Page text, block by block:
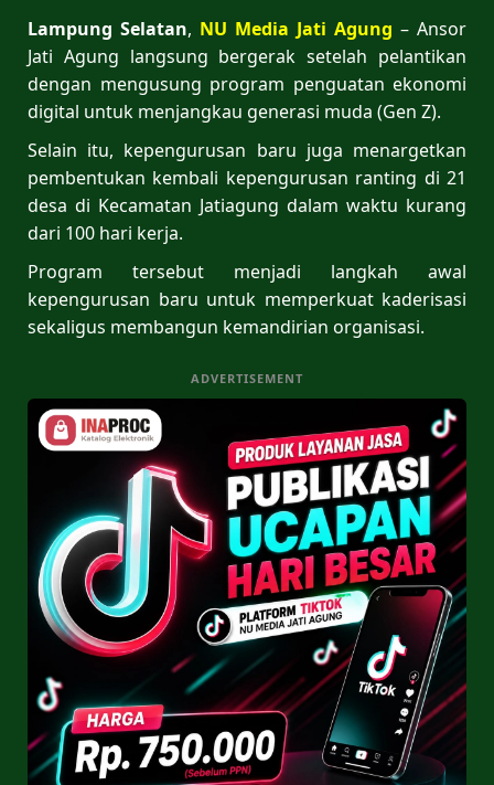
Lampung Selatan, NU Media Jati Agung – Ansor
Jati Agung langsung bergerak setelah pelantikan
dengan mengusung program penguatan ekonomi
digital untuk menjangkau generasi muda (Gen Z).
Selain itu, kepengurusan baru juga menargetkan
pembentukan kembali kepengurusan ranting di 21
desa di Kecamatan Jatiagung dalam waktu kurang
dari 100 hari kerja.
Program tersebut menjadi langkah awal
kepengurusan baru untuk memperkuat kaderisasi
sekaligus membangun kemandirian organisasi.
ADVERTISEMENT